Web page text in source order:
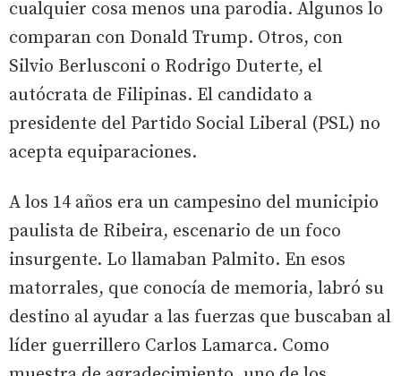
cualquier cosa menos una parodia. Algunos lo
comparan con Donald Trump. Otros, con
Silvio Berlusconi o Rodrigo Duterte, el
autócrata de Filipinas. El candidato a
presidente del Partido Social Liberal (PSL) no
acepta equiparaciones.
A los 14 años era un campesino del municipio
paulista de Ribeira, escenario de un foco
insurgente. Lo llamaban Palmito. En esos
matorrales, que conocía de memoria, labró su
destino al ayudar a las fuerzas que buscaban al
líder guerrillero Carlos Lamarca. Como